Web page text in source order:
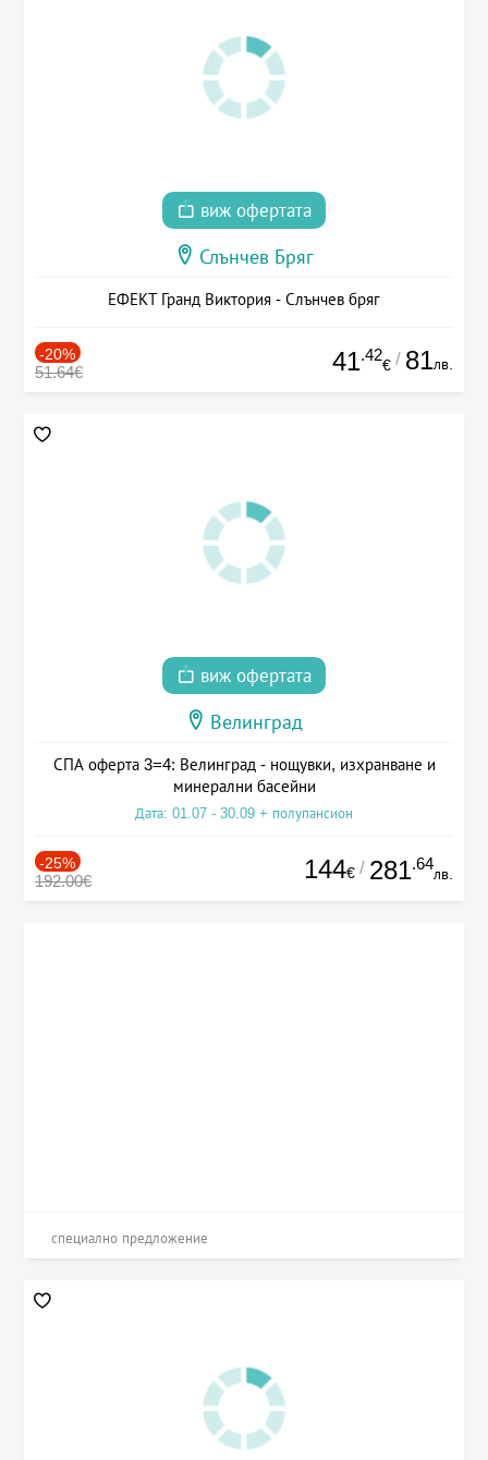
виж офертата
Слънчев Бряг
ЕФЕКТ Гранд Виктория - Слънчев бряг
-20%
51.64€ 41.42
€ / 81лв.
виж офертата
Велинград
СПА оферта 3=4: Велинград - нощувки, изхранване и
минерални басейни
Дата: 01.07 - 30.09 + полупансион
-25%
192.00€ 144€ / 281.64
лв.
специално предложение